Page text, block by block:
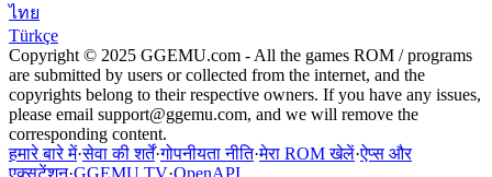
ไทย
Türkçe
Copyright © 2025 GGEMU.com - All the games ROM / programs
are submitted by users or collected from the internet, and the
copyrights belong to their respective owners. If you have any issues,
please email support@ggemu.com, and we will remove the
corresponding content.
हमारे बारे में·सेवा की शर्तें·गोपनीयता नीति·मेरा ROM खेलें·ऐप्स और